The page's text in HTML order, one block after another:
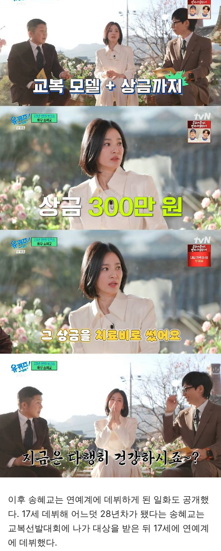
이후 송혜교는 연예계에 데뷔하게 된 일화도 공개했
다. 17세 데뷔해 어느덧 28년차가 됐다는 송혜교는
교복선발대회에 나가 대상을 받은 뒤 17세에 연예계
에 데뷔했다.